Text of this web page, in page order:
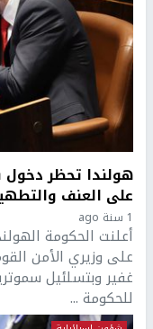
هولندا تحظر
على العنف
1 سنة ago
أعلنت الحكومة
على وزيري الأمن
غفير وبتسلئيل
للحكومة ...